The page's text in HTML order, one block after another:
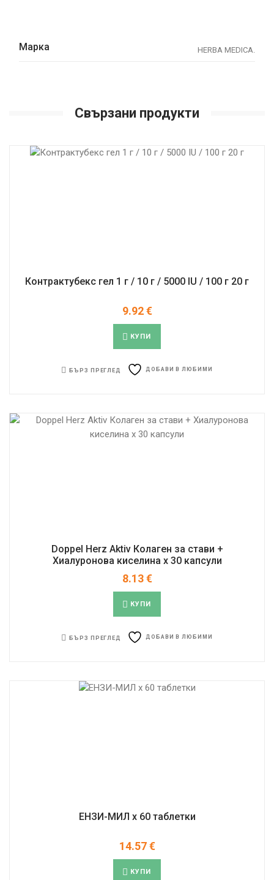
Марка HERBA MEDICA.
Свързани продукти
Контрактубекс гел 1 г / 10 г / 5000 IU / 100 г 20 г
9.92€
КУПИ
БЪРЗ ПРЕГЛЕД ДОБАВИ В ЛЮБИМИ
Doppel Herz Aktiv Колаген за стави +
Хиалуронова киселина x 30 капсули
8.13€
КУПИ
БЪРЗ ПРЕГЛЕД ДОБАВИ В ЛЮБИМИ
ЕНЗИ-МИЛ х 60 таблетки
14.57€
КУПИ